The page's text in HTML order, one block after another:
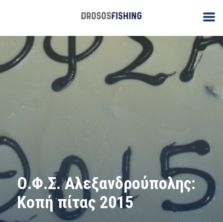
Ο.Φ.Σ. Αλεξανδρούπολης:
Κοπή πίτας 2015